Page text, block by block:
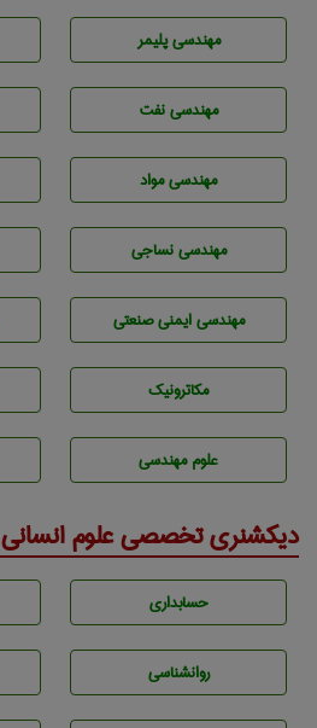
مهندسی پليمر
مهندسی نفت
مهندسی مواد
مهندسي نساجی
مهندسی ایمنی صنعتی
مکاترونیک
علوم مهندسی
دیکشنری تخصصی علوم انسانی
حسابداری
روانشناسی